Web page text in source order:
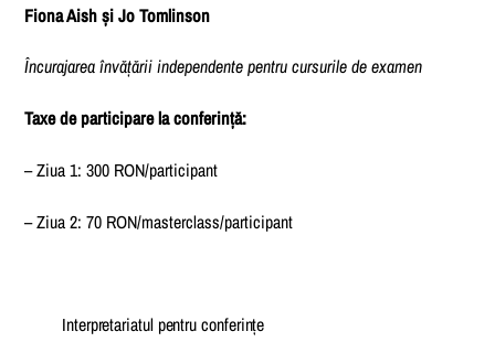
Fiona Aish și Jo Tomlinson
Încurajarea învățării independente pentru cursurile de examen
Taxe de participare la conferință:
– Ziua 1: 300 RON/participant
– Ziua 2: 70 RON/masterclass/participant
Interpretariatul pentru conferințe